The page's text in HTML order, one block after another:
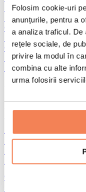
Folosim cookie-uri
anunțurile, pentru a
a analiza traficul. De
rețele sociale, de
privire la modul în
combina cu alte
urma folosirii
Pește
Alimente gata
Ouă
Pâine și produse de
Carne
Leguminoase
Alte alimente fitness
Unturi din nuci
Unturi dulci din nuci
Superalimente verzi
Alte superalimente
Gustări proteice